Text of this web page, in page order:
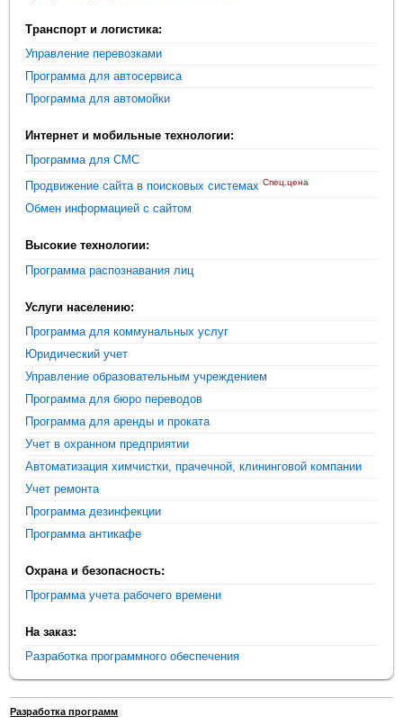
Транспорт и логистика:
Управление перевозками
Программа для автосервиса
Программа для автомойки
Интернет и мобильные технологии:
Программа для СМС
Продвижение сайта в поисковых системах Спец.цена
Обмен информацией с сайтом
Высокие технологии:
Программа распознавания лиц
Услуги населению:
Программа для коммунальных услуг
Юридический учет
Управление образовательным учреждением
Программа для бюро переводов
Программа для аренды и проката
Учет в охранном предприятии
Автоматизация химчистки, прачечной, клининговой компании
Учет ремонта
Программа дезинфекции
Программа антикафе
Охрана и безопасность:
Программа учета рабочего времени
На заказ:
Разработка программного обеспечения
Разработка программ